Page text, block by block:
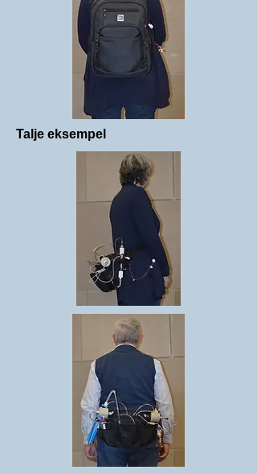
Talje eksempel